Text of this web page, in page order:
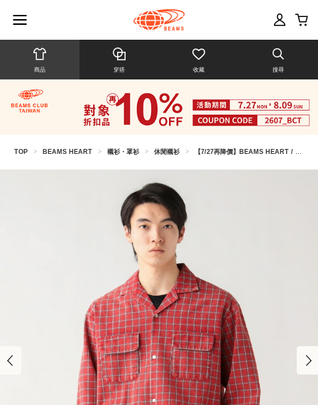
商品 穿搭 收藏 搜尋
TOP > BEAMS HEART > 襯衫・罩衫 > 休閒襯衫 > 【7/27再降價】BEAMS HEART / 男裝 褪色 格紋 法蘭絨 長袖襯衫